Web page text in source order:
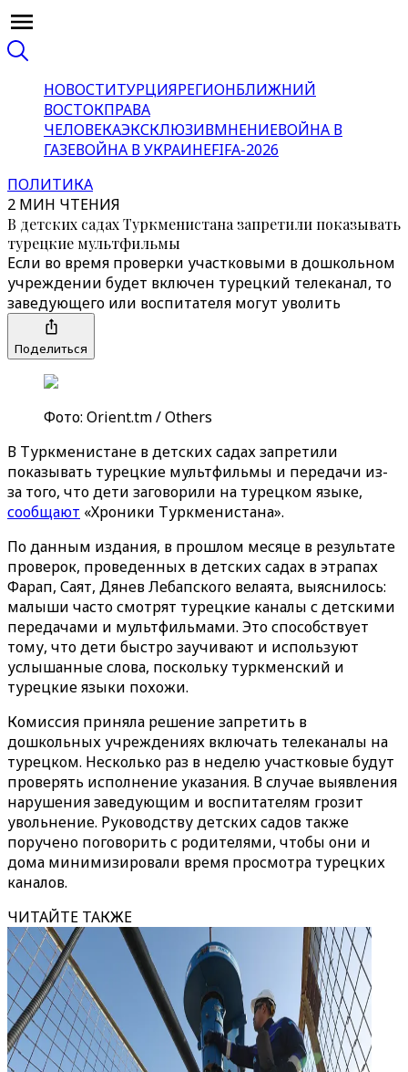
НОВОСТИТУРЦИЯРЕГИОНБЛИЖНИЙ
ВОСТОКПРАВА
ЧЕЛОВЕКАЭКСКЛЮЗИВМНЕНИЕВОЙНА В
ГАЗЕВОЙНА В УКРАИНЕFIFA-2026
ПОЛИТИКА
2 МИН ЧТЕНИЯ
В детских садах Туркменистана запретили показывать
турецкие мультфильмы
Если во время проверки участковыми в дошкольном
учреждении будет включен турецкий телеканал, то
заведующего или воспитателя могут уволить
Поделиться
Фото: Orient.tm / Others
В Туркменистане в детских садах запретили
показывать турецкие мультфильмы и передачи из-
за того, что дети заговорили на турецком языке,
сообщают «Хроники Туркменистана».
По данным издания, в прошлом месяце в результате
проверок, проведенных в детских садах в этрапах
Фарап, Саят, Дянев Лебапского велаята, выяснилось:
малыши часто смотрят турецкие каналы с детскими
передачами и мультфильмами. Это способствует
тому, что дети быстро заучивают и используют
услышанные слова, поскольку туркменский и
турецкие языки похожи.
Комиссия приняла решение запретить в
дошкольных учреждениях включать телеканалы на
турецком. Несколько раз в неделю участковые будут
проверять исполнение указания. В случае выявления
нарушения заведующим и воспитателям грозит
увольнение. Руководству детских садов также
поручено поговорить с родителями, чтобы они и
дома минимизировали время просмотра турецких
каналов.
ЧИТАЙТЕ ТАКЖЕ